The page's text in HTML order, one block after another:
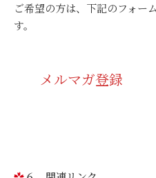
ご希望の方は、下記のフォー
す。
メルマガ登録